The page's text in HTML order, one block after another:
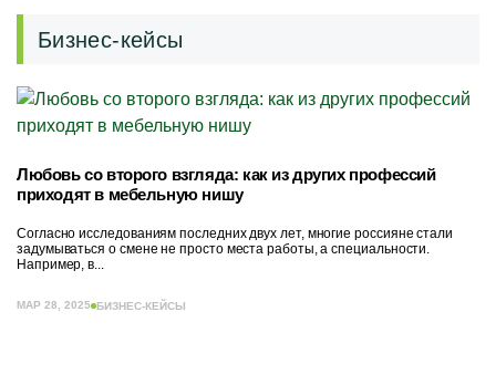
Бизнес-кейсы
Любовь со второго взгляда: как из других профессий
приходят в мебельную нишу
Согласно исследованиям последних двух лет, многие россияне стали
задумываться о смене не просто места работы, а специальности.
Например, в...
МАР 28, 2025 БИЗНЕС-КЕЙСЫ